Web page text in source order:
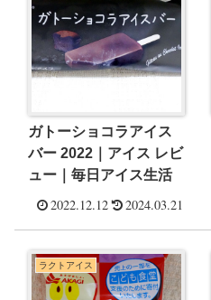
ガトーショコラアイス
バー 2022｜アイス レビ
ュー｜毎日アイス生活
2022.12.12 2024.03.21
ラクトアイス